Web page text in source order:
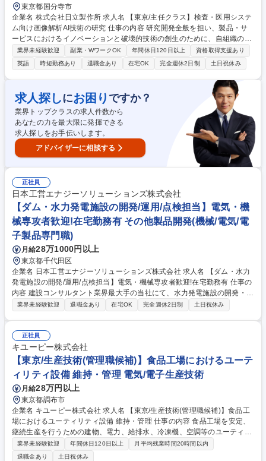
東京都国分寺市
企業名 株式会社日立製作所 求人名 【東京/主任クラス】検査・医用システ
ム向け画像解析AI技術の研究 仕事の内容 研究開発全般を担い、製品・サ
ービスにおけるイノベーションと破壊的技術の創生のために、自組織の責
任者として、社内外の多様なステークホルダーとのバランスを加味し、社
内外の関係者との関係を構築する。 自身の経験や先行研究から積極的に学
習し、組織と人財のマネジメントを通じて、最善の方法を生み出す。 【職
務詳細】 ■全社および事業部門への新規研究・事業の提案と、最新ソリュ
ーション開発■国内外のお客様との共同研究やPOCの推進と、技術のエン
ハンス ■チームマネジメント、円滑な組織運営への貢献■特許創出、ニュ
ースリース、学会発表 募集職種 【東京/主任クラス】検査・医用システム
向け画像解析AI技術の研究
業界未経験歓迎 副業・WワークOK 年間休日120日以上
資格取得支援あり
英語
時短勤務あり 退職金あり 在宅OK 完全週休2日制 土日祝休み
求人探しにお困り ですか？
業界トップクラスの求人件数から
あなたの力を最大限に発揮できる
求人探しをお手伝いします。
アドバイザーに相談する
正社員
日本工営エナジーソリューションズ株式会社
【ダム・水力発電施設の開発/運用/点検担当】電気・機
械専攻者歓迎!在宅勤務有 その他製品開発(機械/電気/電
子製品専門職)
月給28万1000円以上
東京都千代田区
企業名 日本工営エナジーソリューションズ株式会社 求人名 【ダム・水力
発電施設の開発/運用/点検担当】電気・機械専攻者歓迎!在宅勤務有 仕事の
内容 建設コンサルタント業界最大手の当社にて、水力発電施設の開発・運
用・点検業務をお任せします。電気・電子・機械の知見を活かして需要高
点検、運転計画作成・運用、現場操作(制御)等 ■開発：水力発電施設の新
規開発における基本設計、工事監理、仕様作成、スケジュール管理等 ★O
JTを中心に業務を覚えながら開発案件を経験できます。発電設備を製造す
る自社メーカーでの研修もあり、実物を見ながら覚えられるのは当社なら
ではです。 募集職種 【ダム・水力発電施設の開発/運用/点検担当】電気・
機械専攻者歓迎!在宅勤務有
業界未経験歓迎 退職金あり 在宅OK 完全週休2日制 土日祝休み
正社員
キユーピー株式会社
【東京/生産技術(管理職候補)】食品工場におけるユーテ
ィリティ設備 維持・管理 電気/電子生産技術
月給28万円以上
東京都調布市
企業名 キユーピー株式会社 求人名 【東京/生産技術(管理職候補)】食品工
場におけるユーティリティ設備 維持・管理 仕事の内容 食品工場を安定、
継続生産を行うための建物、電力、給排水、冷凍機、空調等のユーティリ
ティ設備維持、管理業務の支援と災害リスク対応、持続可能な資源循環型
廃棄物処理の運用支援をお任せします。 ご入社後は、生産工場におけるユ
業界未経験歓迎 年間休日120日以上
月平均残業時間20時間以内
退職金あり
土日祝休み